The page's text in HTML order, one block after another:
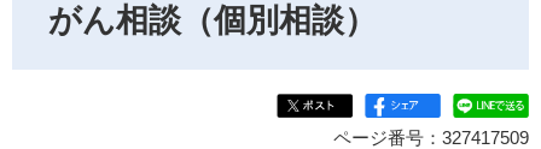
がん相談（個別相談）
ページ番号：327417509